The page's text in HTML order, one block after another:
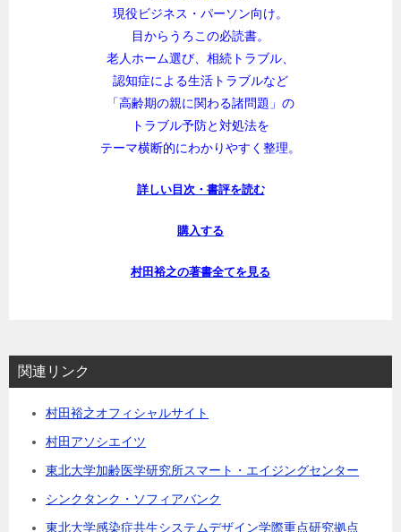
現役ビジネス・パーソン向け。
目からうろこの必読書。
老人ホーム選び、相続トラブル、
認知症による生活トラブルなど
「高齢期の親に関わる諸問題」の
トラブル予防と対処法を
テーマ横断的にわかりやすく整理。
詳しい目次・書評を読む
購入する
村田裕之の著書全てを見る
関連リンク
村田裕之オフィシャルサイト
村田アソシエイツ
東北大学加齢医学研究所スマート・エイジングセンター
シンクタンク・ソフィアバンク
東北大学感染症共生システムデザイン学際重点研究拠点